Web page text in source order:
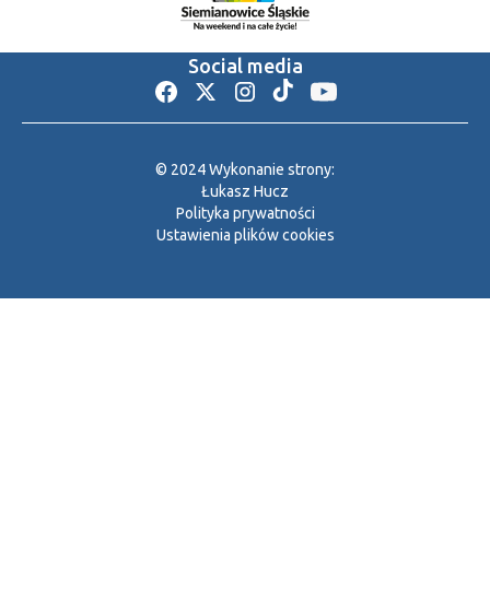
Social media
© 2024 Wykonanie strony:
Łukasz Hucz
Polityka prywatności
Ustawienia plików cookies